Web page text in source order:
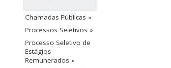
Chamadas Públicas »
Processos Seletivos »
Processo Seletivo de
Estágios
Remunerados »